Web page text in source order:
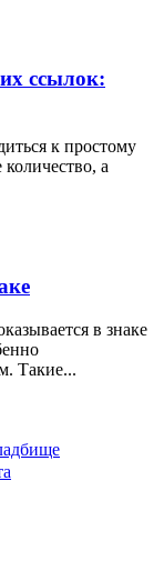
ссылок:
к простому
а
в знаке
Такие...